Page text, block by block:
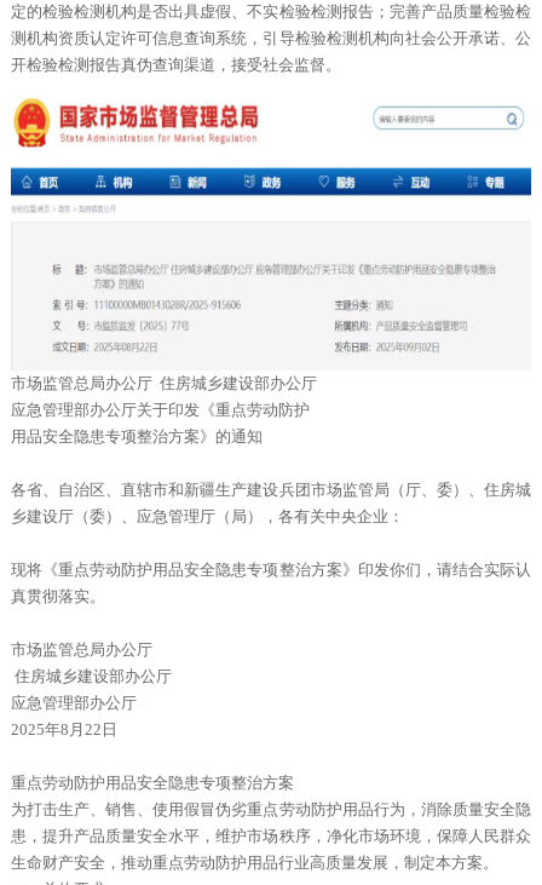
定的检验检测机构是否出具虚假、不实检验检测报告；完善产品质量检验检
测机构资质认定许可信息查询系统，引导检验检测机构向社会公开承诺、公
开检验检测报告真伪查询渠道，接受社会监督。
市场监管总局办公厅 住房城乡建设部办公厅
应急管理部办公厅关于印发《重点劳动防护
用品安全隐患专项整治方案》的通知
各省、自治区、直辖市和新疆生产建设兵团市场监管局（厅、委）、住房城
乡建设厅（委）、应急管理厅（局），各有关中央企业：
现将《重点劳动防护用品安全隐患专项整治方案》印发你们，请结合实际认
真贯彻落实。
市场监管总局办公厅
住房城乡建设部办公厅
应急管理部办公厅
2025年8月22日
重点劳动防护用品安全隐患专项整治方案
为打击生产、销售、使用假冒伪劣重点劳动防护用品行为，消除质量安全隐
患，提升产品质量安全水平，维护市场秩序，净化市场环境，保障人民群众
生命财产安全，推动重点劳动防护用品行业高质量发展，制定本方案。